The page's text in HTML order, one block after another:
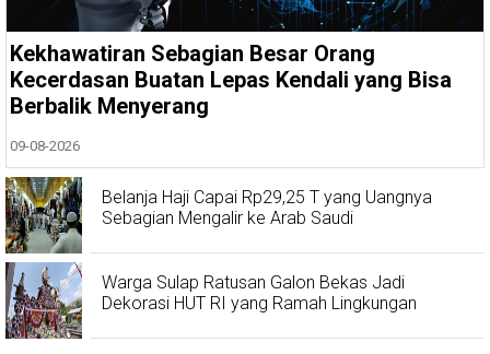
Kekhawatiran Sebagian Besar Orang
Kecerdasan Buatan Lepas Kendali yang Bisa
Berbalik Menyerang
09-08-2026
Belanja Haji Capai Rp29,25 T yang Uangnya
Sebagian Mengalir ke Arab Saudi
Warga Sulap Ratusan Galon Bekas Jadi
Dekorasi HUT RI yang Ramah Lingkungan